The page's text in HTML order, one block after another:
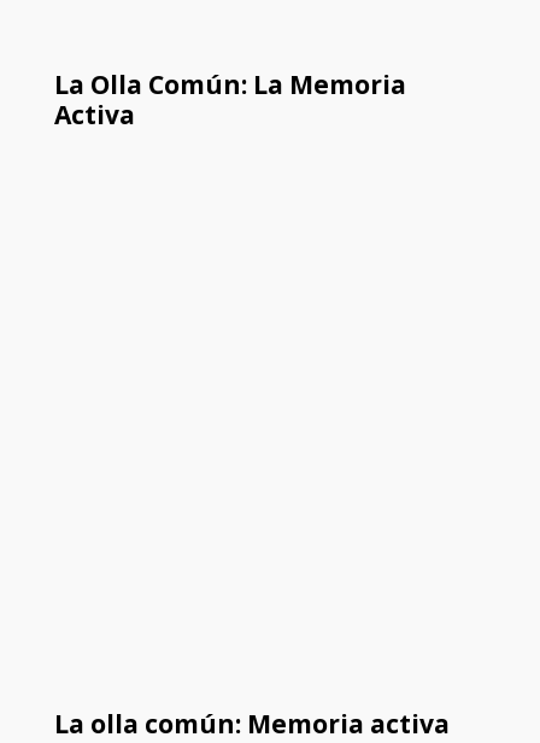
La Olla Común: La Memoria
Activa
La olla común: Memoria activa